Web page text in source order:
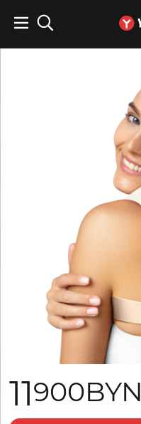
11900BYN